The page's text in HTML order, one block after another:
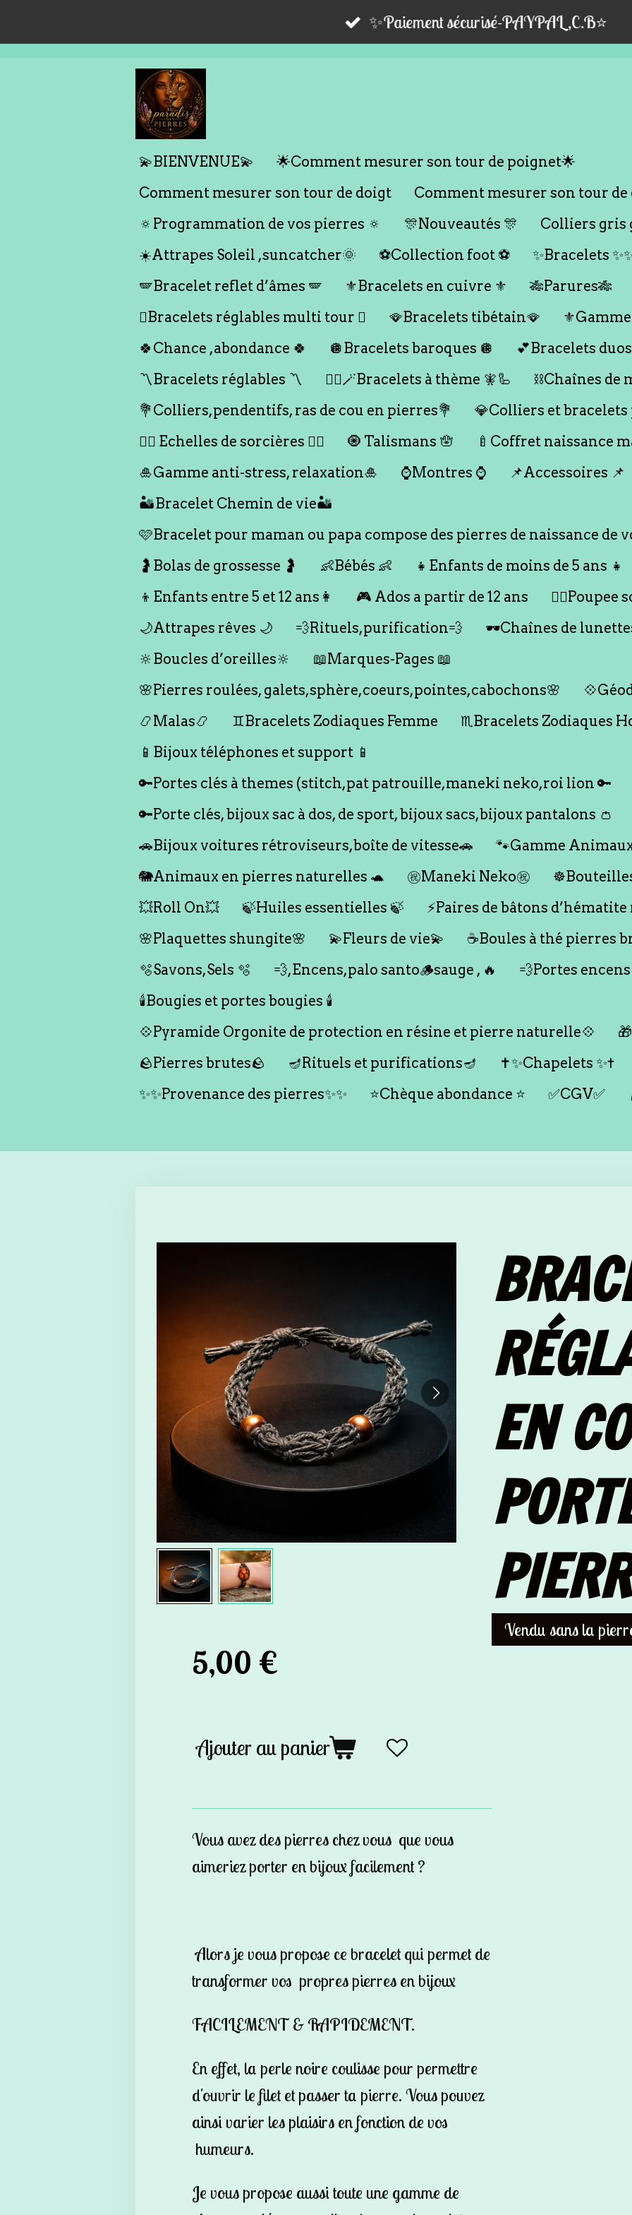
au
✨Paiement sécurisé-PAYPAL,C.B⭐️
💫BIENVENUE💫
🌟Comment mesurer son tour de poignet🌟
Comment mesurer son tour de doigt
Comment mesurer son tour
🔅Programmation de vos pierres 🔅
🎊Nouveautés 🎊
Colliers gris
☀️Attrapes Soleil ,suncatcher🌞
⚽️Collection foot ⚽️
✨Bracelets
🪽Bracelet reflet d’âmes 🪽
⚜️Bracelets en cuivre ⚜️
🎋Parures🎋
🪎Bracelets réglables multi tour 🪎
🪭Bracelets tibétain🪭
🍀Chance ,abondance 🍀
🪩Bracelets baroques 🪩
💕Bracelets
〽️Bracelets réglables 〽️
🧞‍♂️🪄Bracelets à thème 🧚🦾
⛓️Chaînes de
💐Colliers,pendentifs, ras de cou en pierres💐
💎Colliers et
🧙‍♀️ Echelles de sorcières 🧙‍♀️
🧿 Talismans 🪬
🍼Coffret naissance
🎍Gamme anti-stress, relaxation🎍
⌚️Montres ⌚️
📌Accessoires 📌
🏜️Bracelet Chemin de vie🏜️
🩷Bracelet pour maman ou papa compose des pierres de naissance de
🤰Bolas de grossesse 🤰
👶Bébés 👶
👧Enfants de moins de 5 ans 👧
👦Enfants entre 5 et 12 ans👩
🎮 Ados a partir de 12 ans
🙇‍♂️Poupee
🌙Attrapes rêves 🌙
💨Rituels,purification💨
🕶️Chaînes de
🔆Boucles d’oreilles🔆
📖Marques-Pages 📖
🌸Pierres roulées, galets,sphère,coeurs,pointes,cabochons🌸
📿Malas📿
♊️Bracelets Zodiaques Femme
♏️Bracelets Zodiaques
📱Bijoux téléphones et support 📱
🔑Portes clés à themes (stitch,pat patrouille,maneki neko,roi lion 🔑
🔑Porte clés, bijoux sac à dos, de sport, bijoux sacs,bijoux pantalons 👛
🚗Bijoux voitures rétroviseurs,boîte de vitesse🚗
🐾Gamme
🐘Animaux en pierres naturelles 🐢
㊗️Maneki Neko㊗️
💥Roll On💥
🍃Huiles essentielles 🍃
⚡️Paires de bâtons
🌸Plaquettes shungite🌸
💫Fleurs de vie💫
☕️Boules à thé pierres
🫧Savons,Sels 🫧
💨,Encens,palo santo🪵sauge , 🔥
💨Portes encens
🕯️Bougies et portes bougies 🕯️
💠Pyramide Orgonite de protection en résine et pierre naturelle💠
🪨Pierres brutes🪨
🪔Rituels et purifications🪔
✝️✨Chapelets ✨✝️
✨✨Provenance des pierres✨✨
⭐️Chèque abondance ⭐️ ✅CGV✅
EN
Vendu sans la
5,00 €
Ajouter au panier
Vous avez des pierres chez vous que vous
aimeriez porter en bijoux facilement ?
Alors je vous propose ce bracelet qui permet de
transformer vos propres pierres en bijoux
FACILEMENT & RAPIDEMENT.
En effet, la perle noire coulisse pour permettre
d'ouvrir le filet et passer ta pierre. Vous pouvez
ainsi varier les plaisirs en fonction de vos
humeurs.
Je vous propose aussi toute une gamme de